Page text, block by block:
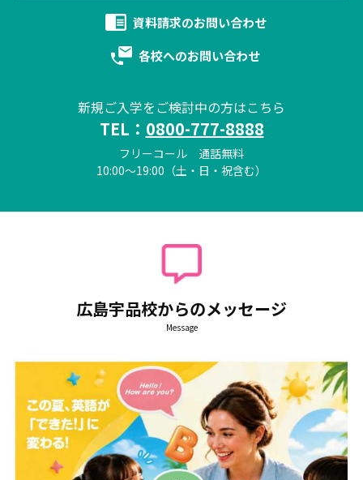
資料請求のお問い合わせ
各校へのお問い合わせ
新規ご入学をご検討中の方はこちら
TEL： 0800-777-8888
フリーコール 通話無料
10:00～19:00（土・日・祝含む）
広島宇品校からのメッセージ
Message